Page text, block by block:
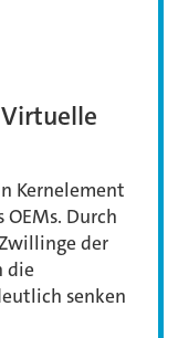
Kernelement
Durch
der
die
senken